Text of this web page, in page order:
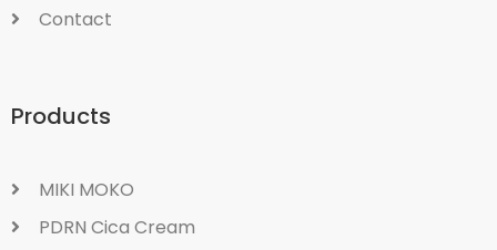
Contact
Products
MIKI MOKO
PDRN Cica Cream